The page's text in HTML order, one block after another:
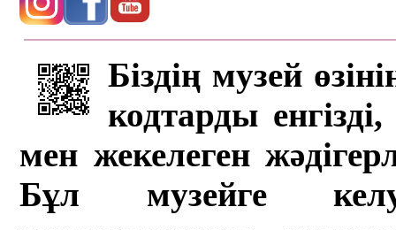
Біздің музей
кодтарды
мен жекелеген
Бұл музейге